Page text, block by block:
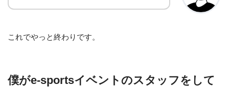
これでやっと終わりです。
僕がe-sportsイベントのスタッフをして